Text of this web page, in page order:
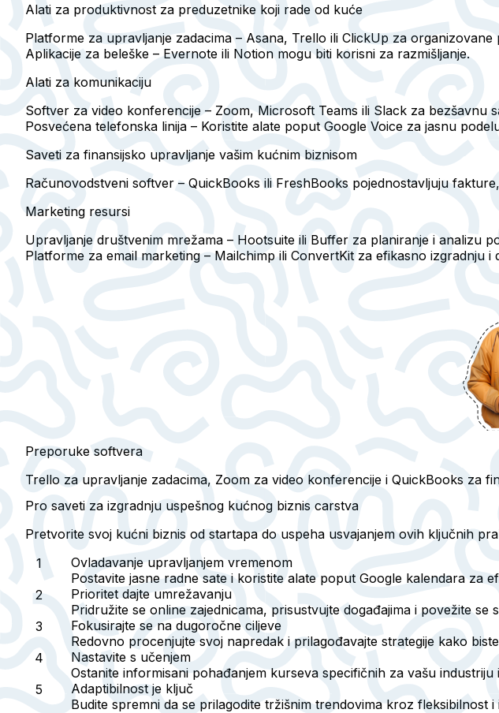
Alati za produktivnost za preduzetnike koji rade od kuće
Platforme za upravljanje zadacima – Asana, Trello ili ClickUp za organizovane
Aplikacije za beleške – Evernote ili Notion mogu biti korisni za razmišljanje.
Alati za komunikaciju
Softver za video konferencije – Zoom, Microsoft Teams ili Slack za bezšavnu
Posvećena telefonska linija – Koristite alate poput Google Voice za jasnu
Saveti za finansijsko upravljanje vašim kućnim biznisom
Računovodstveni softver – QuickBooks ili FreshBooks pojednostavljuju
Marketing resursi
Upravljanje društvenim mrežama – Hootsuite ili Buffer za planiranje i analizu
Platforme za email marketing – Mailchimp ili ConvertKit za efikasno izgradnju i
Preporuke softvera
Trello za upravljanje zadacima, Zoom za video konferencije i QuickBooks za
Pro saveti za izgradnju uspešnog kućnog biznis carstva
Pretvorite svoj kućni biznis od startapa do uspeha usvajanjem ovih ključnih
Ovladavanje upravljanjem vremenom
Postavite jasne radne sate i koristite alate poput Google kalendara za
Prioritet dajte umrežavanju
Pridružite se online zajednicama, prisustvujte događajima i povežite
Fokusirajte se na dugoročne ciljeve
Redovno procenjujte svoj napredak i prilagođavajte strategije kako
Nastavite s učenjem
Ostanite informisani pohađanjem kurseva specifičnih za vašu
Adaptibilnost je ključ
Budite spremni da se prilagodite tržišnim trendovima kroz fleksibilnost i